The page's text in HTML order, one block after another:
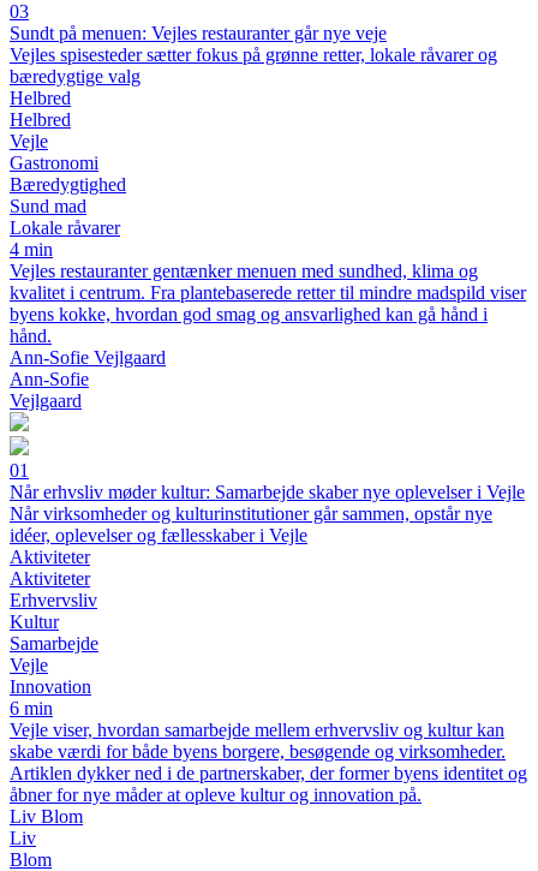
03
Sundt på menuen: Vejles restauranter går nye veje
Vejles spisesteder sætter fokus på grønne retter, lokale råvarer og
bæredygtige valg
Helbred
Helbred
Vejle
Gastronomi
Bæredygtighed
Sund mad
Lokale råvarer
4 min
Vejles restauranter gentænker menuen med sundhed, klima og
kvalitet i centrum. Fra plantebaserede retter til mindre madspild viser
byens kokke, hvordan god smag og ansvarlighed kan gå hånd i
hånd.
Ann-Sofie Vejlgaard
Ann-Sofie
Vejlgaard
01
Når erhvsliv møder kultur: Samarbejde skaber nye oplevelser i Vejle
Når virksomheder og kulturinstitutioner går sammen, opstår nye
idéer, oplevelser og fællesskaber i Vejle
Aktiviteter
Aktiviteter
Erhvervsliv
Kultur
Samarbejde
Vejle
Innovation
6 min
Vejle viser, hvordan samarbejde mellem erhvervsliv og kultur kan
skabe værdi for både byens borgere, besøgende og virksomheder.
Artiklen dykker ned i de partnerskaber, der former byens identitet og
åbner for nye måder at opleve kultur og innovation på.
Liv Blom
Liv
Blom